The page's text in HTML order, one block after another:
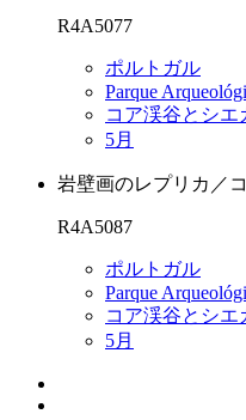
R4A5077
ポルトガル
Parque
コア渓谷とシ
5月
岩壁画のレプリカ／
R4A5087
ポルトガル
Parque
コア渓谷とシ
5月